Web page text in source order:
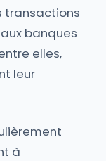
transactions
banques
elles,
leur
à